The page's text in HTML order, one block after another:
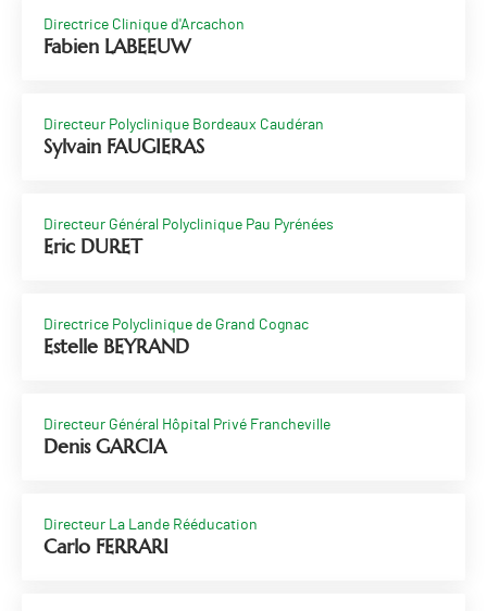
Directrice Clinique d'Arcachon
Fabien LABEEUW
Directeur Polyclinique Bordeaux Caudéran
Sylvain FAUGIERAS
Directeur Général Polyclinique Pau Pyrénées
Eric DURET
Directrice Polyclinique de Grand Cognac
Estelle BEYRAND
Directeur Général Hôpital Privé Francheville
Denis GARCIA
Directeur La Lande Rééducation
Carlo FERRARI